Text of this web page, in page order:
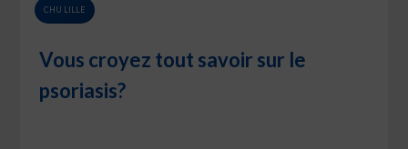
CHU LILLE
Vous croyez tout savoir sur le
psoriasis?